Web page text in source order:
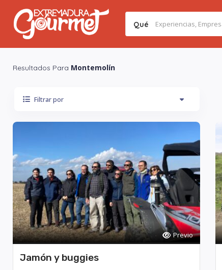
Qué
Resultados Para Montemolín
Filtrar por
Previo
Jamón y buggies